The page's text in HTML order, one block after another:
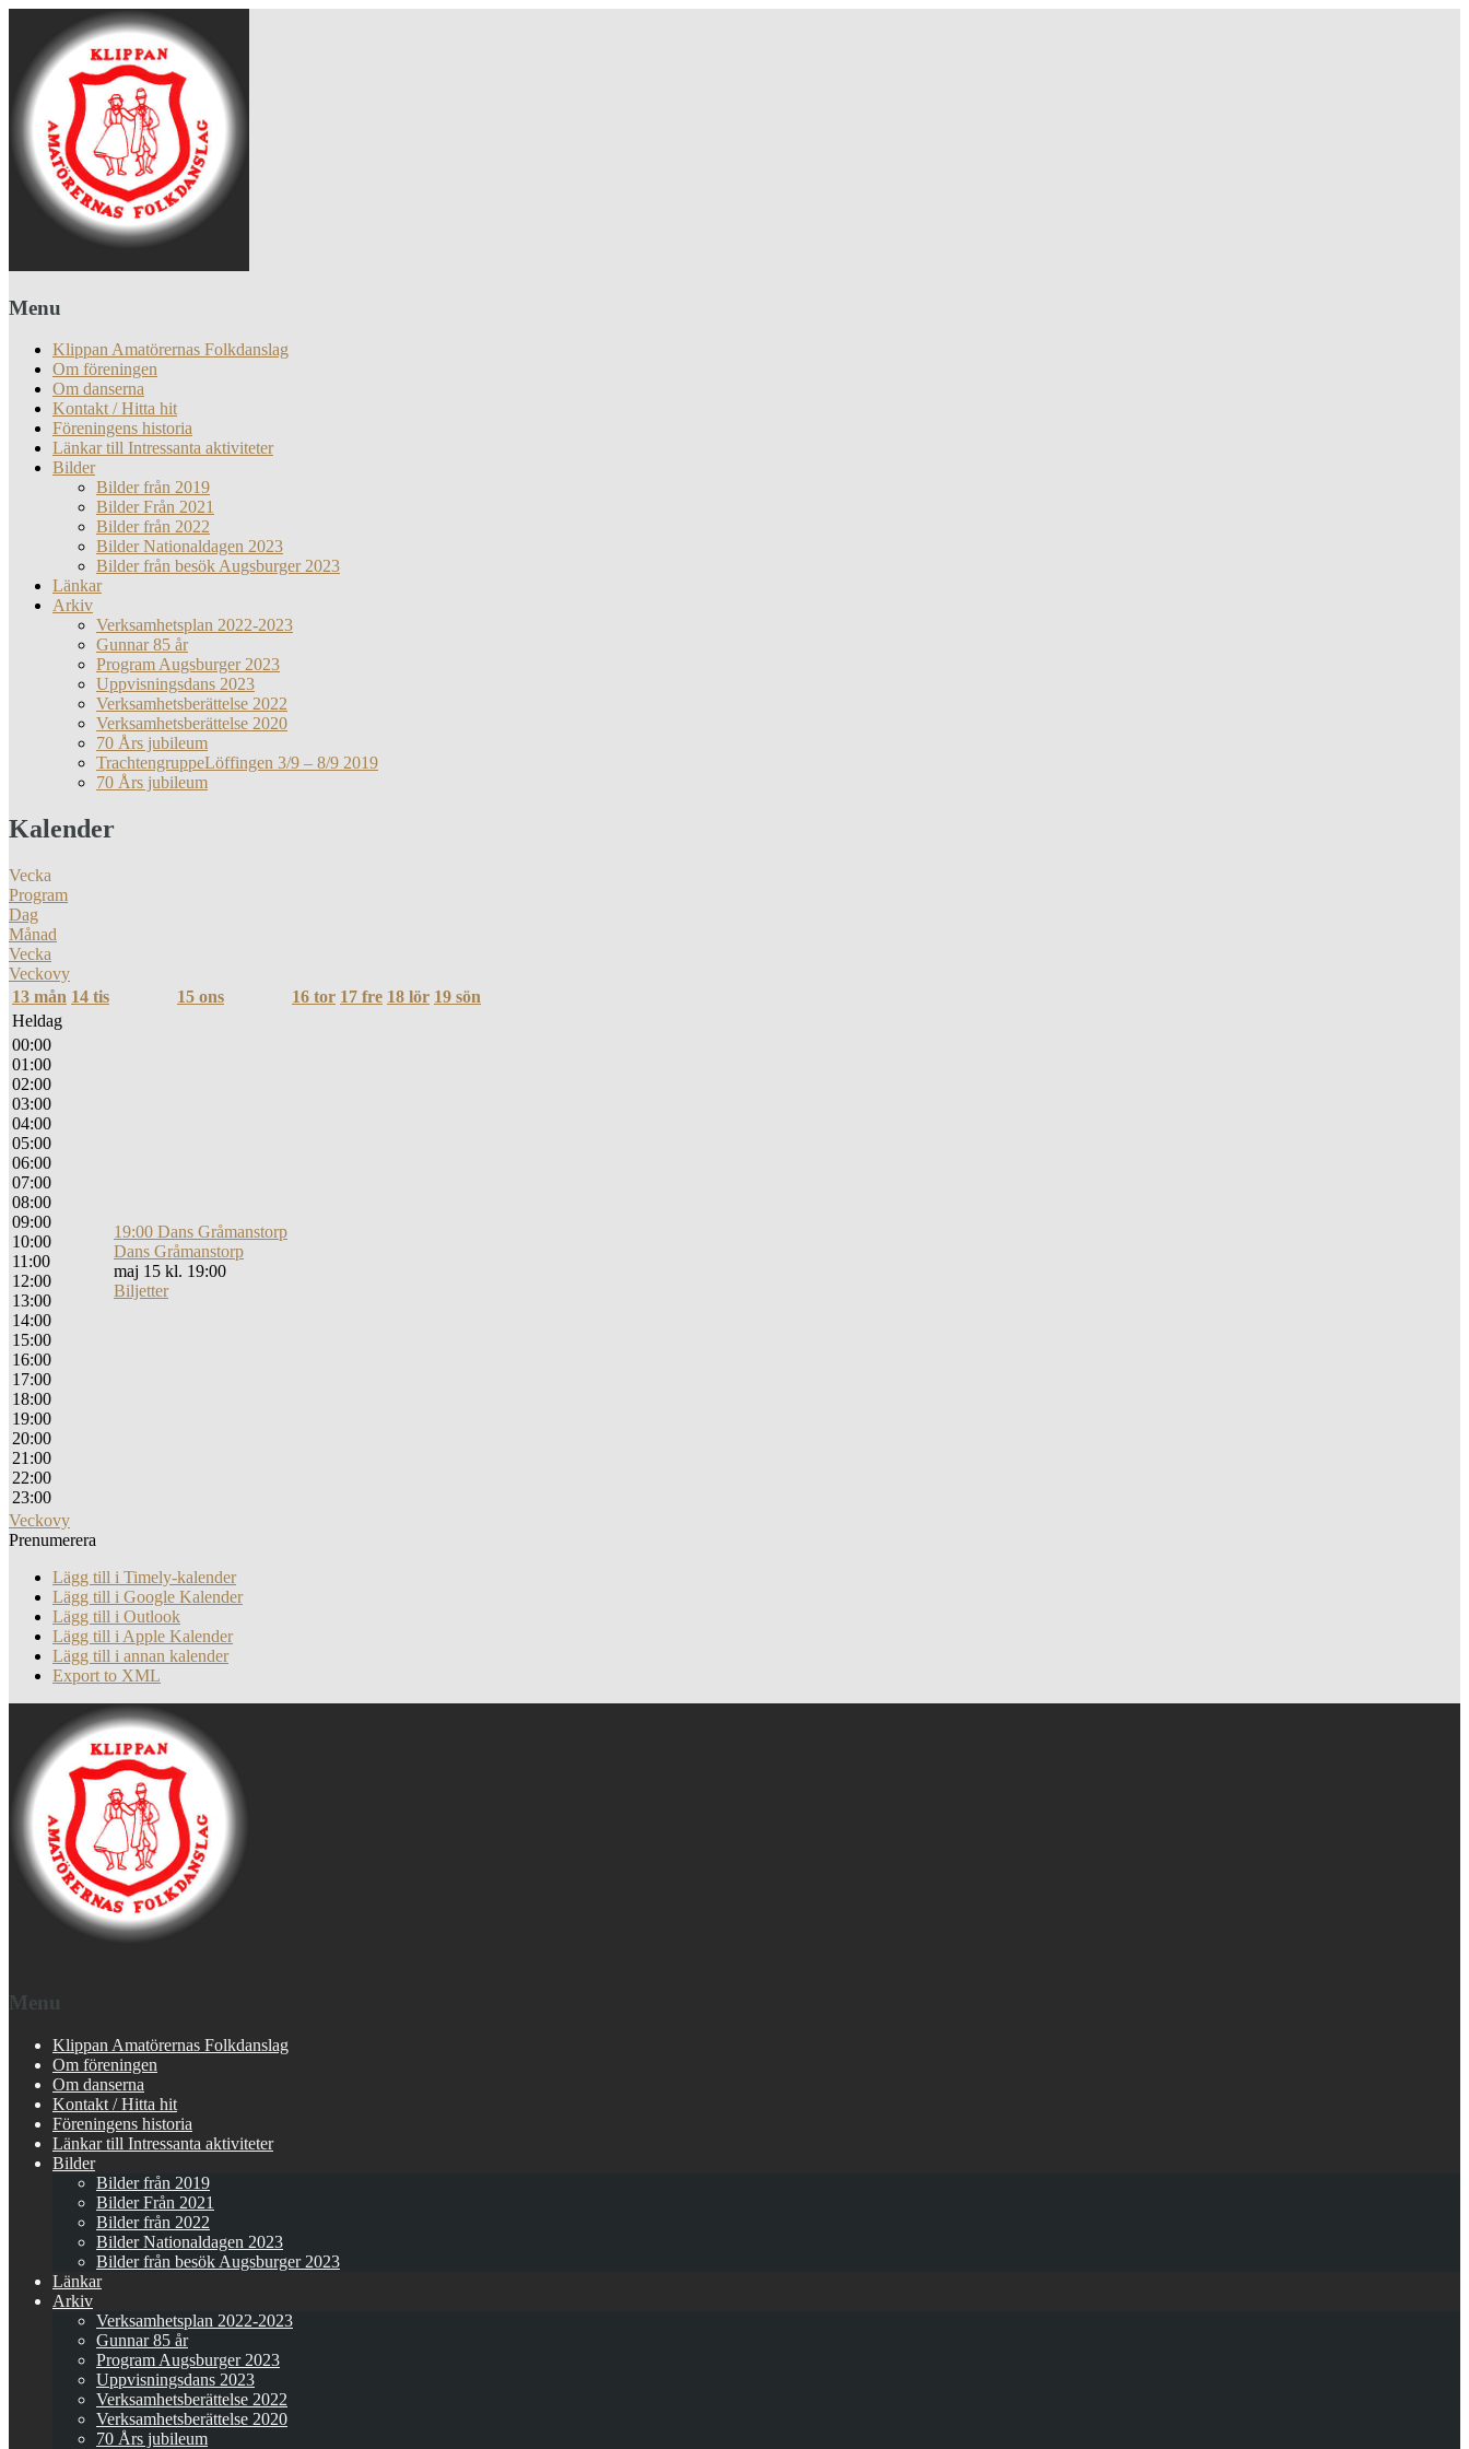
Menu
Klippan Amatörernas Folkdanslag
Om föreningen
Om danserna
Kontakt / Hitta hit
Föreningens historia
Länkar till Intressanta aktiviteter
Bilder
Bilder från 2019
Bilder Från 2021
Bilder från 2022
Bilder Nationaldagen 2023
Bilder från besök Augsburger 2023
Länkar
Arkiv
Verksamhetsplan 2022-2023
Gunnar 85 år
Program Augsburger 2023
Uppvisningsdans 2023
Verksamhetsberättelse 2022
Verksamhetsberättelse 2020
70 Års jubileum
TrachtengruppeLöffingen 3/9 – 8/9 2019
70 Års jubileum
Kalender
Vecka
Program
Dag
Månad
Vecka
Veckovy
13 mån 14 tis 15 ons 16 tor 17 fre 18 lör 19 sön
Heldag
00:00
01:00
02:00
03:00
04:00
05:00
06:00
07:00
08:00
09:00
10:00
11:00
12:00
13:00
14:00
15:00
16:00
17:00
18:00
19:00
20:00
21:00
22:00
23:00
19:00 Dans Gråmanstorp
Dans Gråmanstorp
maj 15 kl. 19:00
Biljetter
Veckovy
Prenumerera
Lägg till i Timely-kalender
Lägg till i Google Kalender
Lägg till i Outlook
Lägg till i Apple Kalender
Lägg till i annan kalender
Export to XML
Menu
Klippan Amatörernas Folkdanslag
Om föreningen
Om danserna
Kontakt / Hitta hit
Föreningens historia
Länkar till Intressanta aktiviteter
Bilder
Bilder från 2019
Bilder Från 2021
Bilder från 2022
Bilder Nationaldagen 2023
Bilder från besök Augsburger 2023
Länkar
Arkiv
Verksamhetsplan 2022-2023
Gunnar 85 år
Program Augsburger 2023
Uppvisningsdans 2023
Verksamhetsberättelse 2022
Verksamhetsberättelse 2020
70 Års jubileum